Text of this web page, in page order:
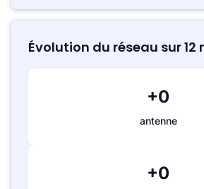
Évolution du réseau sur 12
+0
antenne
+0